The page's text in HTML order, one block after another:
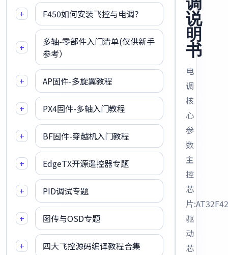
+ F450如何安装飞控与电调？
+
多轴-零部件入门清单(仅供新手
参考）
+ AP固件-多旋翼教程
+ PX4固件-多轴入门教程
+ BF固件-穿越机入门教程
+ EdgeTX开源遥控器专题
+ PID调试专题
+ 图传与OSD专题
+ 四大飞控源码编译教程合集
说
明
书
电
调
核
心
参
数
主
控
芯
片
驱
动
芯